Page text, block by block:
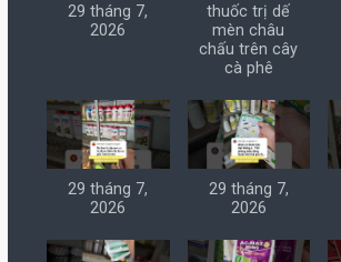
29 tháng 7,
2026
thuốc trị dế
mèn châu
chấu trên cây
cà phê
29 tháng 7,
2026
29 tháng 7,
2026